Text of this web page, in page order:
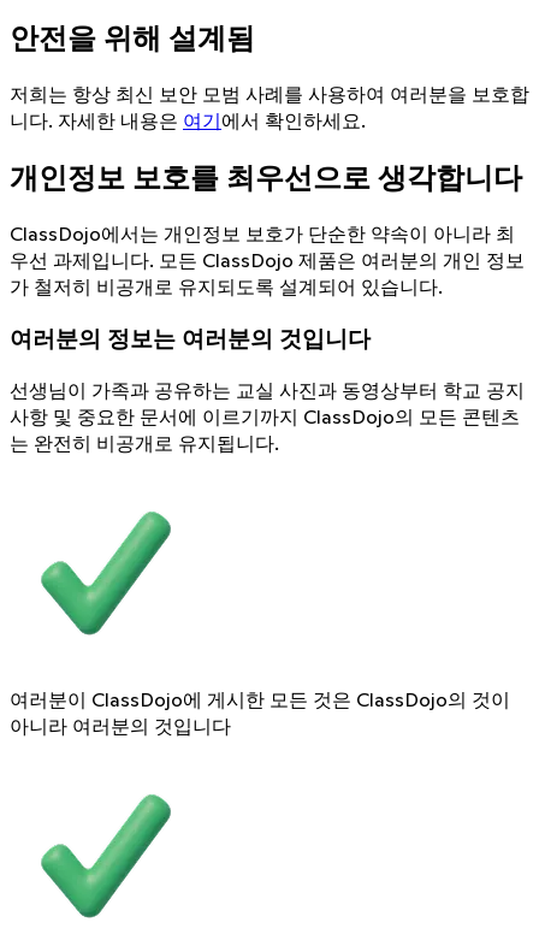
안전을 위해 설계됨
저희는 항상 최신 보안 모범 사례를 사용하여 여러분을 보호합
니다. 자세한 내용은 여기에서 확인하세요.
개인정보 보호를 최우선으로 생각합니다
ClassDojo에서는 개인정보 보호가 단순한 약속이 아니라 최
우선 과제입니다. 모든 ClassDojo 제품은 여러분의 개인 정보
가 철저히 비공개로 유지되도록 설계되어 있습니다.
여러분의 정보는 여러분의 것입니다
선생님이 가족과 공유하는 교실 사진과 동영상부터 학교 공지
사항 및 중요한 문서에 이르기까지 ClassDojo의 모든 콘텐츠
는 완전히 비공개로 유지됩니다.
여러분이 ClassDojo에 게시한 모든 것은 ClassDojo의 것이
아니라 여러분의 것입니다